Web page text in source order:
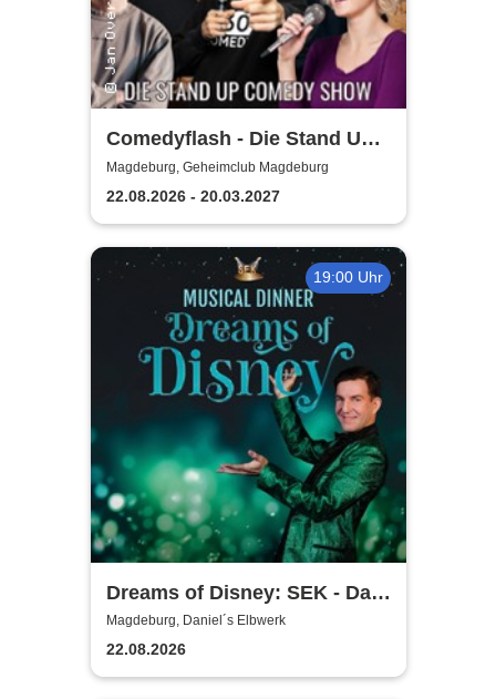
Comedyflash - Die Stand Up
Comedy Show in Magdeburg
Magdeburg, Geheimclub Magdeburg
22.08.2026 - 20.03.2027
19:00 Uhr
Dreams of Disney: SEK - Das
Musical Dinner
Magdeburg, Daniel´s Elbwerk
22.08.2026